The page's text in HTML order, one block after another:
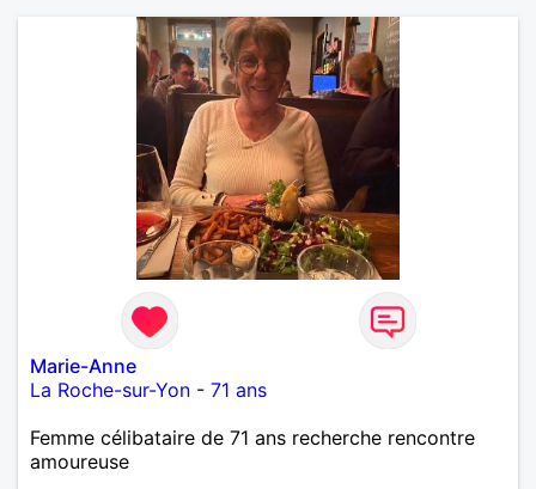
Marie-Anne
La Roche-sur-Yon - 71 ans
Femme célibataire de 71 ans recherche rencontre
amoureuse